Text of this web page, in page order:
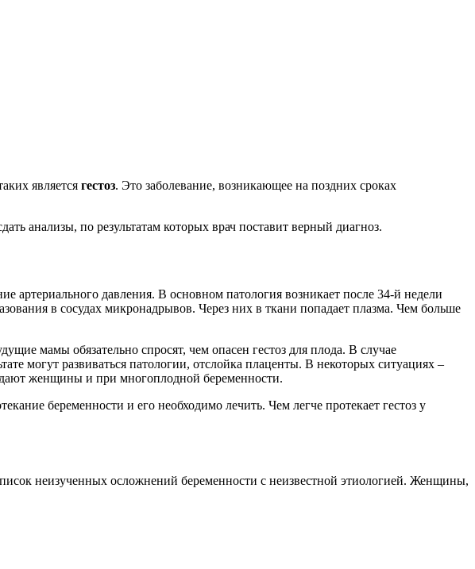
является гестоз. Это заболевание, возникающее на поздних сроках
анализы, по результатам которых врач поставит верный диагноз.
артериального давления. В основном патология возникает после 34-й недели
в сосудах микронадрывов. Через них в ткани попадает плазма. Чем больше
мамы обязательно спросят, чем опасен гестоз для плода. В случае
могут развиваться патологии, отслойка плаценты. В некоторых ситуациях –
женщины и при многоплодной беременности.
беременности и его необходимо лечить. Чем легче протекает гестоз у
неизученных осложнений беременности с неизвестной этиологией. Женщины,